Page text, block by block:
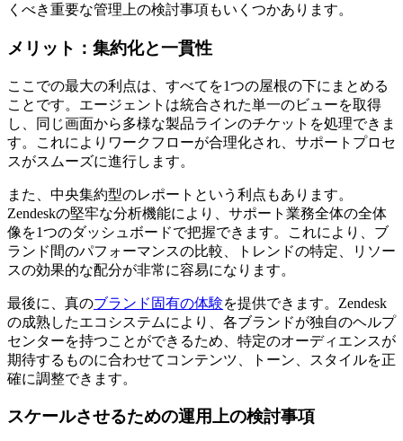
くべき重要な管理上の検討事項もいくつかあります。
メリット：集約化と一貫性
ここでの最大の利点は、すべてを1つの屋根の下にまとめる
ことです。エージェントは統合された単一のビューを取得
し、同じ画面から多様な製品ラインのチケットを処理できま
す。これによりワークフローが合理化され、サポートプロセ
スがスムーズに進行します。
また、中央集約型のレポートという利点もあります。
Zendeskの堅牢な分析機能により、サポート業務全体の全体
像を1つのダッシュボードで把握できます。これにより、ブ
ランド間のパフォーマンスの比較、トレンドの特定、リソー
スの効果的な配分が非常に容易になります。
最後に、真のブランド固有の体験を提供できます。Zendesk
の成熟したエコシステムにより、各ブランドが独自のヘルプ
センターを持つことができるため、特定のオーディエンスが
期待するものに合わせてコンテンツ、トーン、スタイルを正
確に調整できます。
スケールさせるための運用上の検討事項